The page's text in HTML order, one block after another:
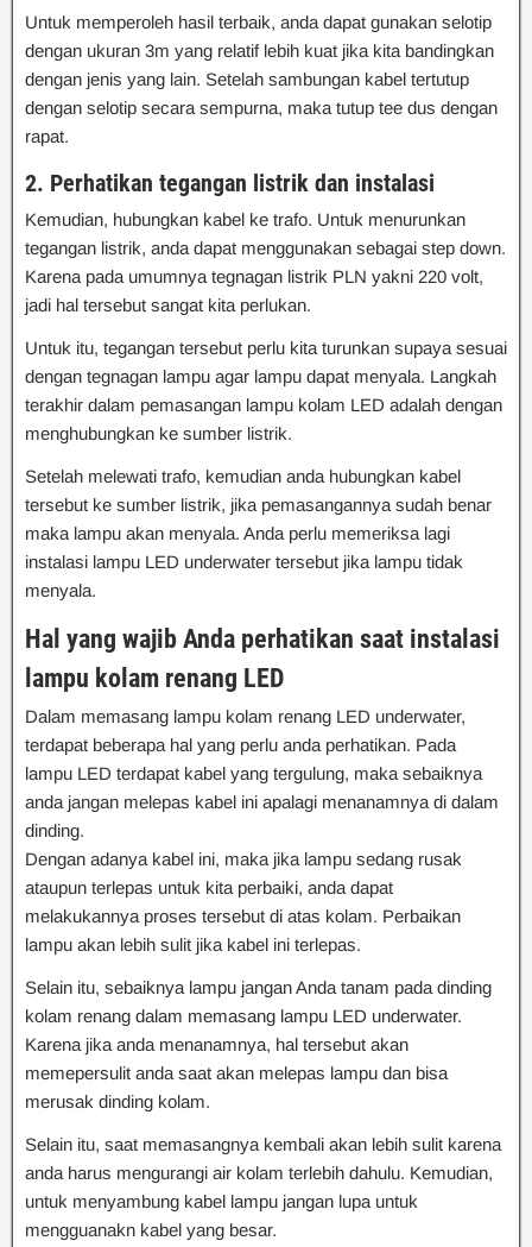
Untuk memperoleh hasil terbaik, anda dapat gunakan selotip
dengan ukuran 3m yang relatif lebih kuat jika kita bandingkan
dengan jenis yang lain. Setelah sambungan kabel tertutup
dengan selotip secara sempurna, maka tutup tee dus dengan
rapat.
2. Perhatikan tegangan listrik dan instalasi
Kemudian, hubungkan kabel ke trafo. Untuk menurunkan
tegangan listrik, anda dapat menggunakan sebagai step down.
Karena pada umumnya tegnagan listrik PLN yakni 220 volt,
jadi hal tersebut sangat kita perlukan.
Untuk itu, tegangan tersebut perlu kita turunkan supaya sesuai
dengan tegnagan lampu agar lampu dapat menyala. Langkah
terakhir dalam pemasangan lampu kolam LED adalah dengan
menghubungkan ke sumber listrik.
Setelah melewati trafo, kemudian anda hubungkan kabel
tersebut ke sumber listrik, jika pemasangannya sudah benar
maka lampu akan menyala. Anda perlu memeriksa lagi
instalasi lampu LED underwater tersebut jika lampu tidak
menyala.
Hal yang wajib Anda perhatikan saat instalasi
lampu kolam renang LED
Dalam memasang lampu kolam renang LED underwater,
terdapat beberapa hal yang perlu anda perhatikan. Pada
lampu LED terdapat kabel yang tergulung, maka sebaiknya
anda jangan melepas kabel ini apalagi menanamnya di dalam
dinding.
Dengan adanya kabel ini, maka jika lampu sedang rusak
ataupun terlepas untuk kita perbaiki, anda dapat
melakukannya proses tersebut di atas kolam. Perbaikan
lampu akan lebih sulit jika kabel ini terlepas.
Selain itu, sebaiknya lampu jangan Anda tanam pada dinding
kolam renang dalam memasang lampu LED underwater.
Karena jika anda menanamnya, hal tersebut akan
memepersulit anda saat akan melepas lampu dan bisa
merusak dinding kolam.
Selain itu, saat memasangnya kembali akan lebih sulit karena
anda harus mengurangi air kolam terlebih dahulu. Kemudian,
untuk menyambung kabel lampu jangan lupa untuk
mengguanakn kabel yang besar.